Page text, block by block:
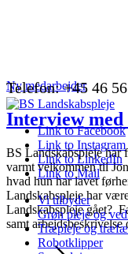
Telefon: +45 46
Link to Facebook
Link to Instagram
Link to LinkedIn
Link to Mail
Vi tilbyder
Grøn pleje og
Træpleje og
Robotklipper
Ny medarbejder
Interview
BS Landskabspleje har
varmt velkommen til
hvad hun har lavet
Landskabspleje har
Landskabspleje gået?
samt